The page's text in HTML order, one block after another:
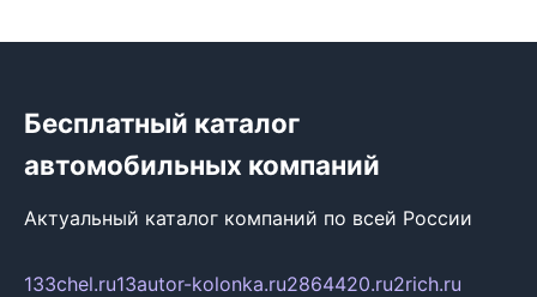
Бесплатный каталог
автомобильных компаний
Актуальный каталог компаний по всей России
133chel.ru13autor-kolonka.ru2864420.ru2rich.ru